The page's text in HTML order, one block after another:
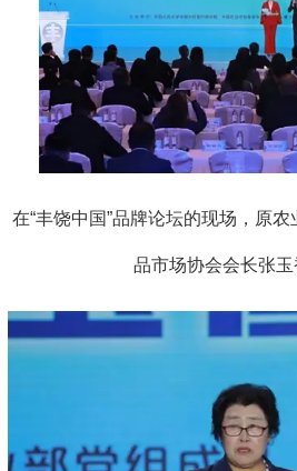
在“丰饶中国”品牌论坛的现场，原
品市场协会会长张玉